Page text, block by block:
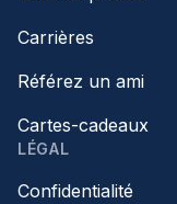
Carrières
Référez un ami
Cartes-cadeaux
LÉGAL
Confidentialité